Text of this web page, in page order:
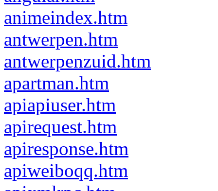
animeindex.htm
antwerpen.htm
antwerpenzuid.htm
apartman.htm
apiapiuser.htm
apirequest.htm
apiresponse.htm
apiweiboqq.htm